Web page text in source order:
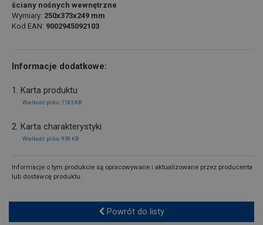
ściany nośnych wewnętrzne
Wymiary: 250x373x249 mm
Kod EAN: 9002945092103
Informacje dodatkowe:
1. Karta produktu
Wielkość pliku: 1183 KB
2. Karta charakterystyki
Wielkość pliku: 939 KB
Informacje o tym produkcie są opracowywane i aktualizowane przez producenta
lub dostawcę produktu.
Powrót do listy